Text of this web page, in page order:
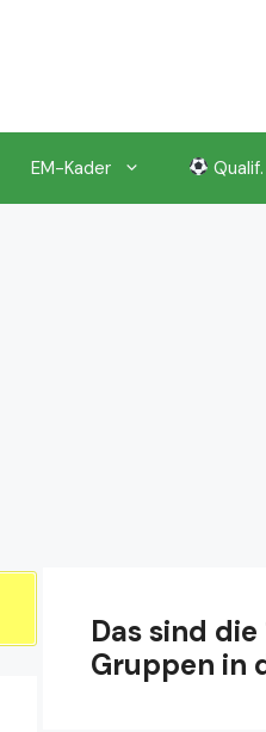
EM-Kader Qualif.
Das sind
Gruppen in